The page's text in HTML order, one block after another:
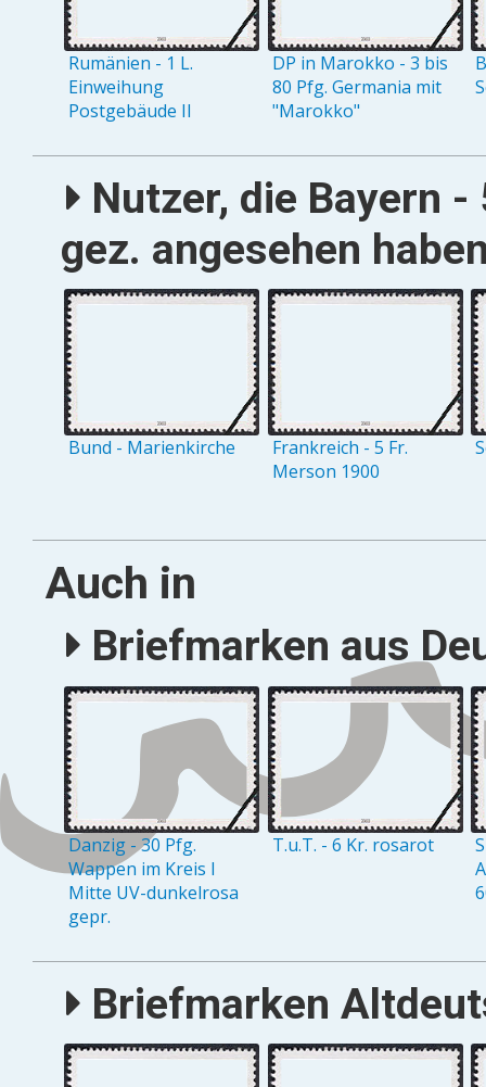
Rumänien - 1 L.
Einweihung
Postgebäude II
DP in Marokko - 3 bis
80 Pfg. Germania mit
"Marokko"
Nutzer, die Bayern
gez. angesehen
Bund - Marienkirche
Frankreich - 5 Fr.
Merson 1900
Auch in
Briefmarken aus
Danzig - 30 Pfg.
Wappen im Kreis I
Mitte UV-dunkelrosa
gepr.
T.u.T. - 6 Kr. rosarot
Briefmarken